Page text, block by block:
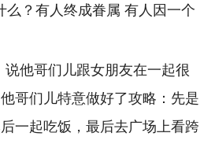
他哥们儿跟女朋友在一起很
哥们儿特意做好了攻略：先是
一起吃饭，最后去广场上看跨